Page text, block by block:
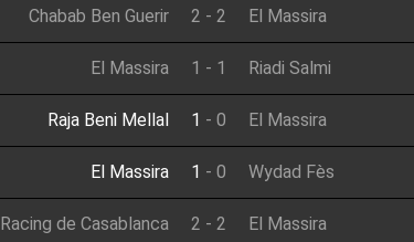
Chabab Ben Guerir 2 - 2 El Massira
El Massira 1 - 1 Riadi Salmi
Raja Beni Mellal 1 - 0 El Massira
El Massira 1 - 0 Wydad Fès
Racing de Casablanca 2 - 2 El Massira